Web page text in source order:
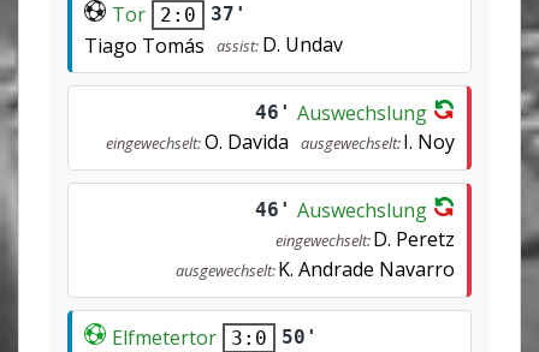
Tor 2:0 37'
Tiago Tomás assist: D. Undav
46' Auswechslung
eingewechselt:O. Davida ausgewechselt:I. Noy
46' Auswechslung
eingewechselt:D. Peretz
ausgewechselt:K. Andrade Navarro
Elfmetertor 3:0 50'